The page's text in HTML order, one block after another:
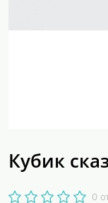
Кубик
0